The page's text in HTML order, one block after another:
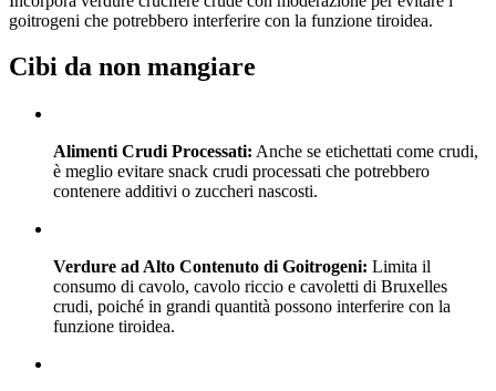
goitrogeni che potrebbero interferire con la funzione tiroidea.
Cibi da non mangiare
Alimenti Crudi Processati: Anche se etichettati come crudi,
è meglio evitare snack crudi processati che potrebbero
contenere additivi o zuccheri nascosti.
Verdure ad Alto Contenuto di Goitrogeni: Limita il
consumo di cavolo, cavolo riccio e cavoletti di Bruxelles
crudi, poiché in grandi quantità possono interferire con la
funzione tiroidea.